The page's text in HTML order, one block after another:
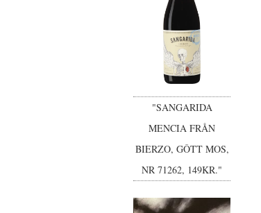
"SANGARIDA
MENCIA FRÅN
BIERZO, GÔTT MOS,
NR 71262, 149KR."